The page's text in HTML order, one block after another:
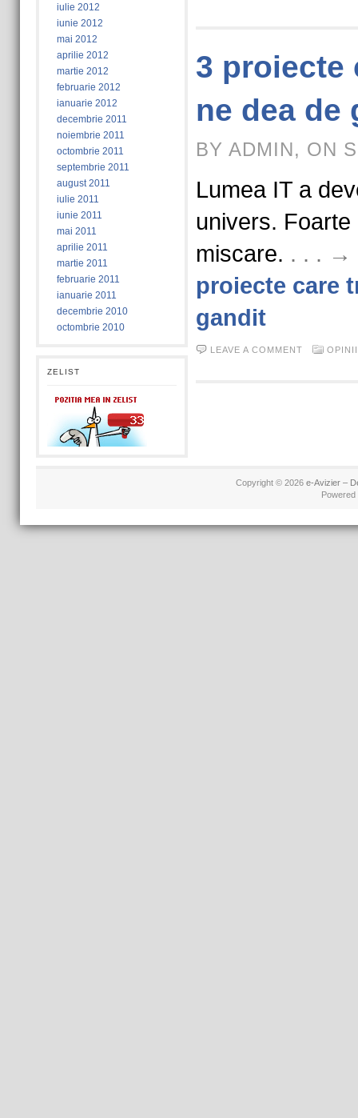
iulie 2012
iunie 2012
mai 2012
aprilie 2012
martie 2012
februarie 2012
ianuarie 2012
decembrie 2011
noiembrie 2011
octombrie 2011
septembrie 2011
august 2011
iulie 2011
iunie 2011
mai 2011
aprilie 2011
martie 2011
februarie 2011
ianuarie 2011
decembrie 2010
octombrie 2010
ZELIST
3 proiecte
ne dea de
BY ADMIN, ON
Lumea IT a
univers.
miscare. . . . →
proiecte care
gandit
LEAVE A COMMENT OPINII
Copyright © 2026 e-Avizier –